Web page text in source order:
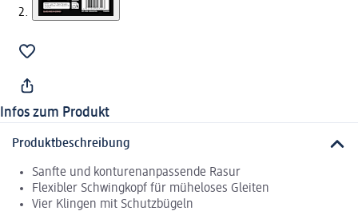
Infos zum Produkt
Produktbeschreibung
Sanfte und konturenanpassende Rasur
Flexibler Schwingkopf für müheloses Gleiten
Vier Klingen mit Schutzbügeln